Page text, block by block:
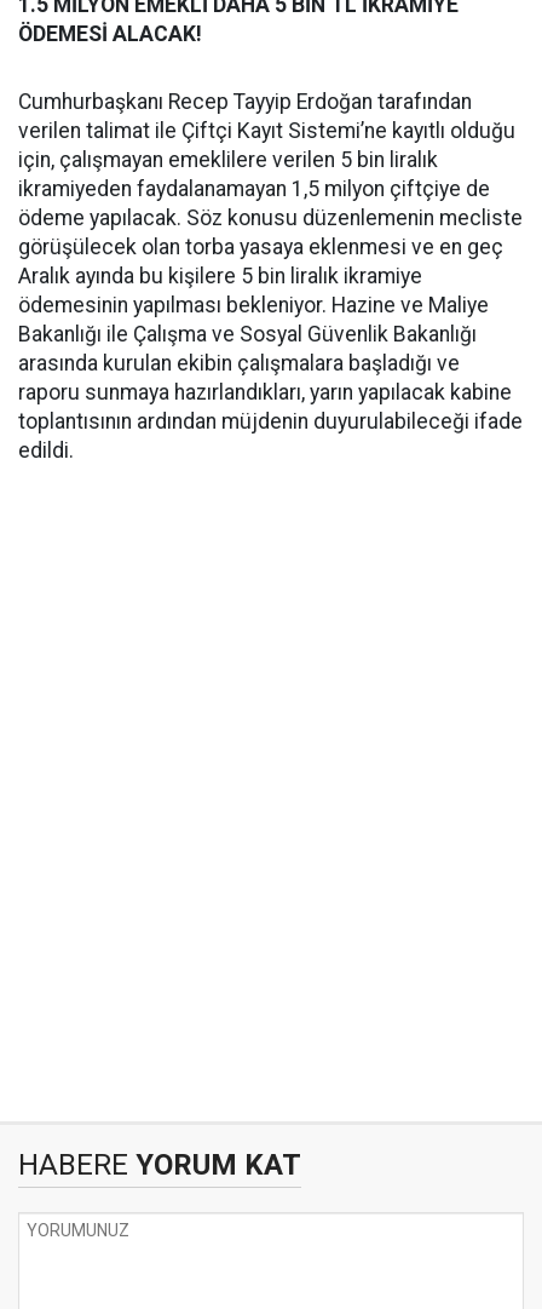
ÖDEMESİ ALACAK!
Cumhurbaşkanı Recep Tayyip Erdoğan tarafından
verilen talimat ile Çiftçi Kayıt Sistemi’ne kayıtlı olduğu
için, çalışmayan emeklilere verilen 5 bin liralık
ikramiyeden faydalanamayan 1,5 milyon çiftçiye de
ödeme yapılacak. Söz konusu düzenlemenin mecliste
görüşülecek olan torba yasaya eklenmesi ve en geç
Aralık ayında bu kişilere 5 bin liralık ikramiye
ödemesinin yapılması bekleniyor. Hazine ve Maliye
Bakanlığı ile Çalışma ve Sosyal Güvenlik Bakanlığı
arasında kurulan ekibin çalışmalara başladığı ve
raporu sunmaya hazırlandıkları, yarın yapılacak kabine
toplantısının ardından müjdenin duyurulabileceği ifade
edildi.
HABERE YORUM KAT